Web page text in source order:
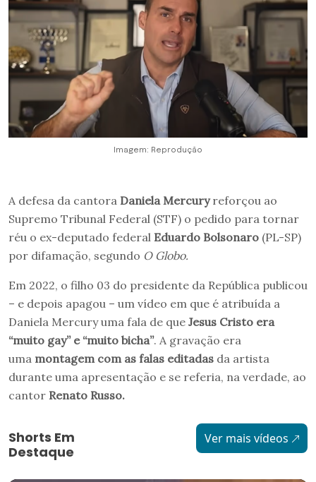
Imagem: Reprodução
A defesa da cantora Daniela Mercuryreforçou ao
Supremo Tribunal Federal (STF) o pedido para tornar
réu o ex-deputado federal Eduardo Bolsonaro (PL-SP)
por difamação, segundo O Globo.
Em 2022, o filho 03 do presidente da República publicou
– e depois apagou – um vídeo em que é atribuída a
Daniela Mercury uma fala de que Jesus Cristo era
“muito gay” e “muito bicha”. A gravação era
uma montagem com as falas editadas da artista
durante uma apresentação e se referia, na verdade, ao
cantor Renato Russo.
Shorts Em
Destaque
Ver mais vídeos